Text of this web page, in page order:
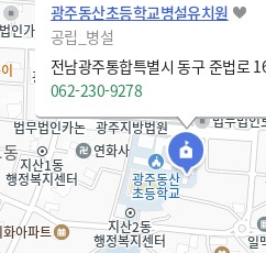
광주동산초등학교병설유치원
공립_병설
062-230-9278